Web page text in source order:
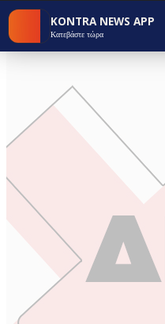
KONTRA NEWS APP
Κατεβάστε τώρα